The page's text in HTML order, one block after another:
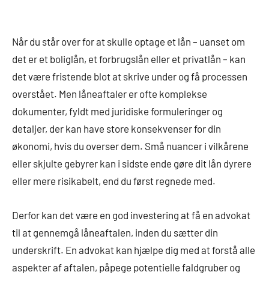
Når du står over for at skulle optage et lån – uanset om
det er et boliglån, et forbrugslån eller et privatlån – kan
det være fristende blot at skrive under og få processen
overstået. Men låneaftaler er ofte komplekse
dokumenter, fyldt med juridiske formuleringer og
detaljer, der kan have store konsekvenser for din
økonomi, hvis du overser dem. Små nuancer i vilkårene
eller skjulte gebyrer kan i sidste ende gøre dit lån dyrere
eller mere risikabelt, end du først regnede med.
Derfor kan det være en god investering at få en advokat
til at gennemgå låneaftalen, inden du sætter din
underskrift. En advokat kan hjælpe dig med at forstå alle
aspekter af aftalen, påpege potentielle faldgruber og